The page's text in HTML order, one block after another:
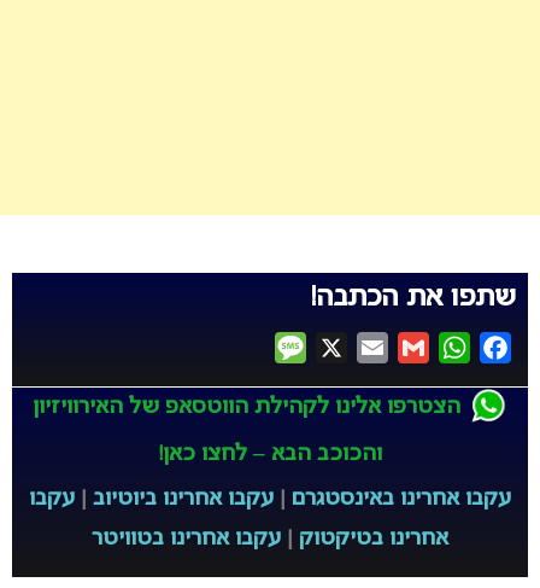
שתפו את הכתבה!
Facebook
WhatsApp
Gmail
Email
הצטרפו אלינו לקהילת הווטסאפ של האירוויזיון
והכוכב הבא – לחצו כאן!
עקבו אחרינו באינסטגרם
עקבו אחרינו ביוטיוב
עקבו
אחרינו בטיקטוק
עקבו אחרינו בטוויטר